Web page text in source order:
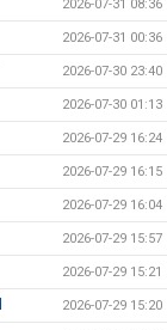
2026-07-31 08:36
2026-07-31 00:36
2026-07-30 23:40
2026-07-30 01:13
2026-07-29 16:24
2026-07-29 16:15
2026-07-29 16:04
2026-07-29 15:57
2026-07-29 15:21
2026-07-29 15:20